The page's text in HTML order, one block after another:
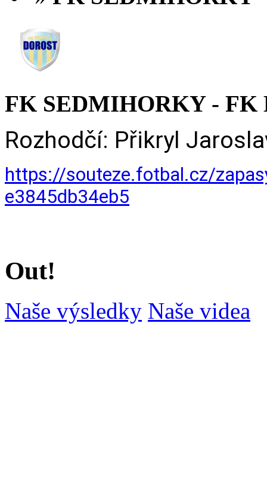
FK SEDMIHORKY - FK
Rozhodčí: Přikryl
https://souteze.fotbal.cz/
e3845db34eb5
Out!
Naše výsledky Naše videa